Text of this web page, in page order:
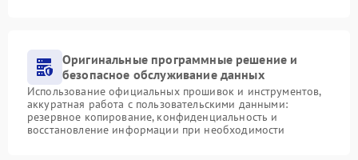
Оригинальные программные решение и
безопасное обслуживание данных
Использование официальных прошивок и инструментов,
аккуратная работа с пользовательскими данными:
резервное копирование, конфиденциальность и
восстановление информации при необходимости